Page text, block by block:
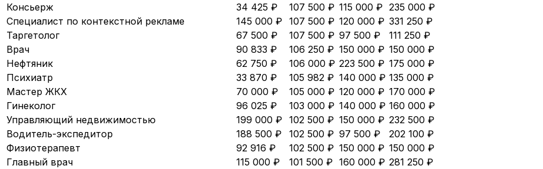
Консьерж
34 425 ₽ 107 500 ₽ 115 000 ₽ 235 000 ₽
Специалист по контекстной рекламе
145 000 ₽ 107 500 ₽ 120 000 ₽ 331 250 ₽
Таргетолог
67 500 ₽ 107 500 ₽ 97 500 ₽
111 250 ₽
Врач
90 833 ₽ 106 250 ₽ 150 000 ₽ 150 000 ₽
Нефтяник
62 750 ₽ 106 000 ₽ 223 500 ₽ 175 000 ₽
Психиатр
33 870 ₽ 105 982 ₽ 140 000 ₽ 135 000 ₽
Мастер ЖКХ
70 000 ₽ 105 000 ₽ 120 000 ₽ 170 000 ₽
Гинеколог
96 025 ₽ 103 000 ₽ 140 000 ₽ 160 000 ₽
Управляющий недвижимостью
199 000 ₽ 102 500 ₽ 150 000 ₽ 232 500 ₽
Водитель-экспедитор
188 500 ₽ 102 500 ₽ 97 500 ₽
202 100 ₽
Физиотерапевт
92 916 ₽ 102 500 ₽ 150 000 ₽ 150 000 ₽
Главный врач
115 000 ₽ 101 500 ₽ 160 000 ₽ 281 250 ₽